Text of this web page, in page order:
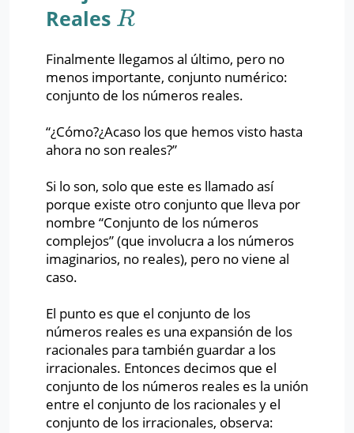
Reales R
R
Finalmente llegamos al último, pero no
menos importante, conjunto numérico:
conjunto de los números reales.
“¿Cómo?¿Acaso los que hemos visto hasta
ahora no son reales?”
Si lo son, solo que este es llamado así
porque existe otro conjunto que lleva por
nombre “Conjunto de los números
complejos” (que involucra a los números
imaginarios, no reales), pero no viene al
caso.
El punto es que el conjunto de los
números reales es una expansión de los
racionales para también guardar a los
irracionales. Entonces decimos que el
conjunto de los números reales es la unión
entre el conjunto de los racionales y el
conjunto de los irracionales, observa: